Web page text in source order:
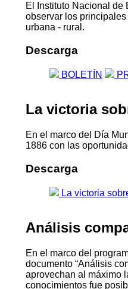
El Instituto Nacional de
observar los
urbana - rural.
Descarga
BOLETÍN
La victoria
En el marco del Día
1886 con las
Descarga
La victoria
Análisis
En el marco del
documento “Análisis
aprovechan al máximo
conocimientos fue